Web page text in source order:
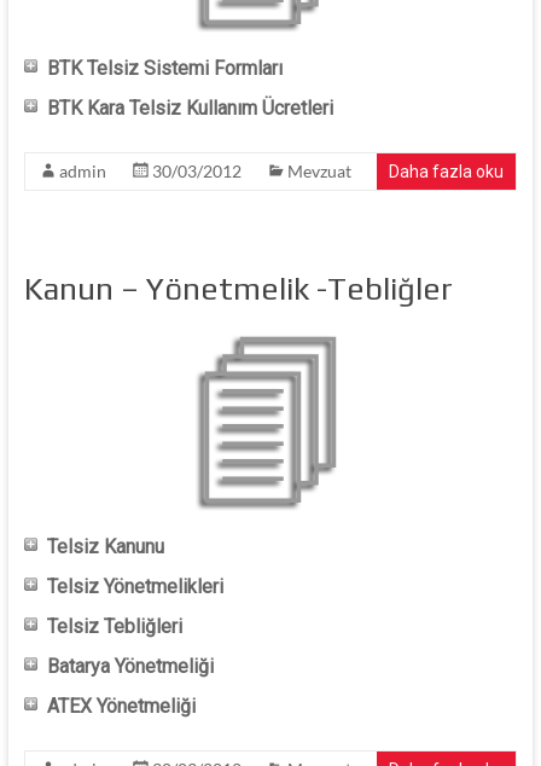
BTK Telsiz Sistemi Formları
BTK Kara Telsiz Kullanım Ücretleri
admin 30/03/2012 Mevzuat Daha fazla oku
Kanun – Yönetmelik -Tebliğler
Telsiz Kanunu
Telsiz Yönetmelikleri
Telsiz Tebliğleri
Batarya Yönetmeliği
ATEX Yönetmeliği